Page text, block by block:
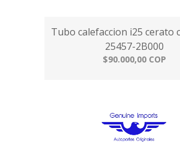
Tubo calefaccion i25 cerato
25457-2B000
$90.000,00 COP